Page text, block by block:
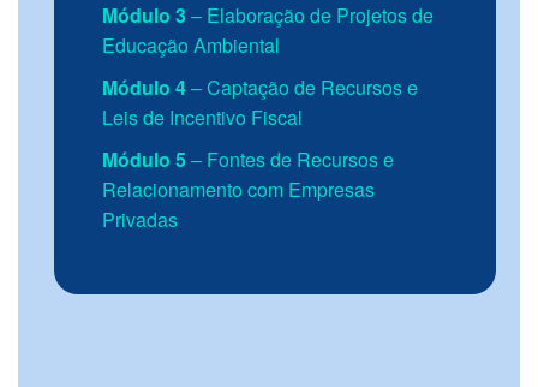
Módulo 3– Elaboração de Projetos de
Educação Ambiental
Módulo 4– Captação de Recursos e
Leis de Incentivo Fiscal
Módulo 5– Fontes de Recursos e
Relacionamento com Empresas
Privadas